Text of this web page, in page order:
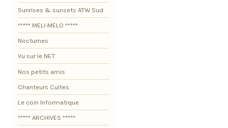
Sunrises & sunsets ATW Sud
***** MELI-MELO *****
Nocturnes
Vu sur le NET
Nos petits amis
Chanteurs Cultes
Le coin Informatique
***** ARCHIVES *****